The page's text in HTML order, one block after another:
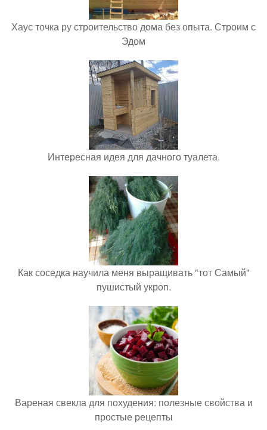
Хаус точка ру строительство дома без опыта. Строим с
Эдом
Интересная идея для дачного туалета.
Как соседка научила меня выращивать "тот Самый"
пушистый укроп.
Вареная свекла для похудения: полезные свойства и
простые рецепты